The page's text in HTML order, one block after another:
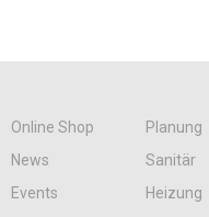
Online Shop
Planung
News
Sanitär
Events
Heizung